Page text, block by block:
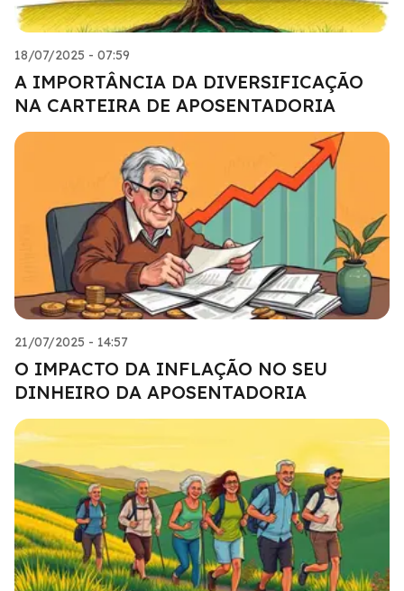
18/07/2025 - 07:59
A IMPORTÂNCIA DA DIVERSIFICAÇÃO
NA CARTEIRA DE APOSENTADORIA
21/07/2025 - 14:57
O IMPACTO DA INFLAÇÃO NO SEU
DINHEIRO DA APOSENTADORIA